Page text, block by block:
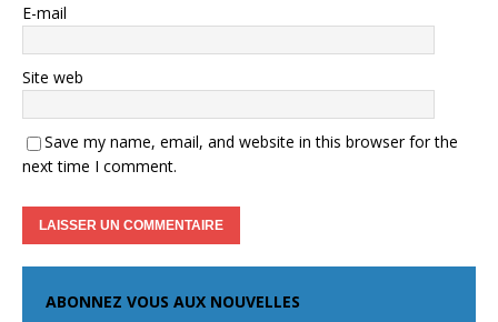
E-mail
Site web
Save my name, email, and website in this browser for the
next time I comment.
ABONNEZ VOUS AUX NOUVELLES